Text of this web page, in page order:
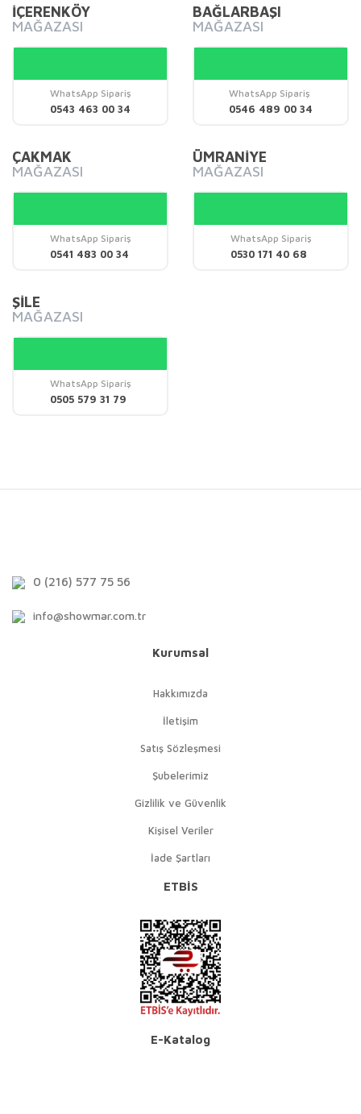
Yorum Yaz
Görüş ve önerileriniz için teşekkür ederiz.
Ürün resmi kalitesiz, bozuk veya görüntülenemiyor.
Ürün bilgilerinde hatalar bulunuyor.
Ürün fiyatı diğer sitelerden daha pahalı.
İÇERENKÖY
MAĞAZASI
WhatsApp Sipariş
0543 463 00 34
BAĞLARBAŞI
MAĞAZASI
WhatsApp Sipariş
0546 489 00 34
ÇAKMAK
MAĞAZASI
WhatsApp Sipariş
0541 483 00 34
ÜMRANİYE
MAĞAZASI
WhatsApp Sipariş
0530 171 40 68
ŞİLE
MAĞAZASI
WhatsApp Sipariş
0505 579 31 79
0 (216) 577 75 56
info@showmar.com.tr
Kurumsal
Hakkımızda
İletişim
Satış Sözleşmesi
Şubelerimiz
Gizlilik ve Güvenlik
Kişisel Veriler
İade Şartları
ETBİS
E-Katalog